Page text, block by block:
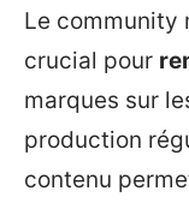
Le community
crucial pour
marques sur
production
contenu